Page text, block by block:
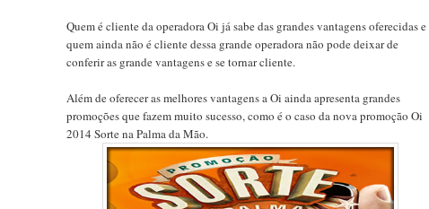
Quem é cliente da operadora Oi já sabe das grandes vantagens oferecidas e
quem ainda não é cliente dessa grande operadora não pode deixar de
conferir as grande vantagens e se tornar cliente.
Além de oferecer as melhores vantagens a Oi ainda apresenta grandes
promoções que fazem muito sucesso, como é o caso da nova promoção Oi
2014 Sorte na Palma da Mão.